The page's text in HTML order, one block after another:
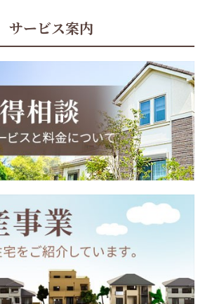
サービス案内